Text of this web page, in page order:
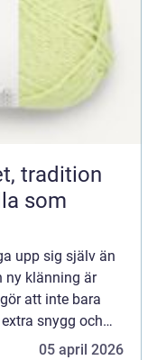
som
upp sig själv än
ny klänning är
att inte bara
snygg och
En snygg
05 april 2026